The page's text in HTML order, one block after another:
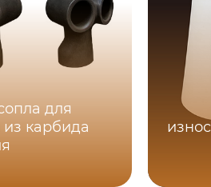
для
карбида